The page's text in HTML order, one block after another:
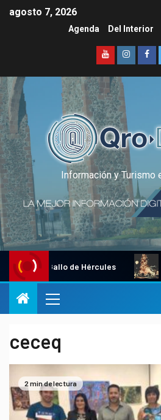
agosto 7, 2026
Agenda Del Interior
Información y Turismo
Gallo de Hércules
ceceq
2 min de lectura